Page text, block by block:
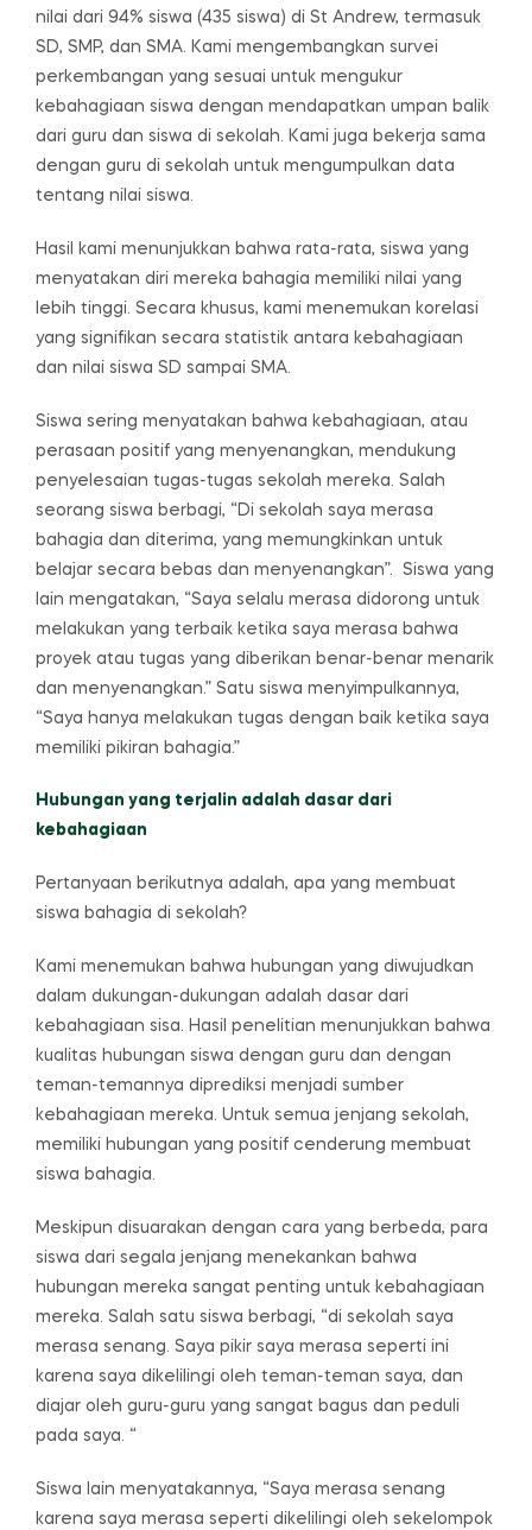
nilai dari 94% siswa (435 siswa) di St Andrew, termasuk
SD, SMP, dan SMA. Kami mengembangkan survei
perkembangan yang sesuai untuk mengukur
kebahagiaan siswa dengan mendapatkan umpan balik
dari guru dan siswa di sekolah. Kami juga bekerja sama
dengan guru di sekolah untuk mengumpulkan data
tentang nilai siswa.
Hasil kami menunjukkan bahwa rata-rata, siswa yang
menyatakan diri mereka bahagia memiliki nilai yang
lebih tinggi. Secara khusus, kami menemukan korelasi
yang signifikan secara statistik antara kebahagiaan
dan nilai siswa SD sampai SMA.
Siswa sering menyatakan bahwa kebahagiaan, atau
perasaan positif yang menyenangkan, mendukung
penyelesaian tugas-tugas sekolah mereka. Salah
seorang siswa berbagi, “Di sekolah saya merasa
bahagia dan diterima, yang memungkinkan untuk
belajar secara bebas dan menyenangkan”. Siswa yang
lain mengatakan, “Saya selalu merasa didorong untuk
melakukan yang terbaik ketika saya merasa bahwa
proyek atau tugas yang diberikan benar-benar menarik
dan menyenangkan.” Satu siswa menyimpulkannya,
“Saya hanya melakukan tugas dengan baik ketika saya
memiliki pikiran bahagia.”
Hubungan yang terjalin adalah dasar dari
kebahagiaan
Pertanyaan berikutnya adalah, apa yang membuat
siswa bahagia di sekolah?
Kami menemukan bahwa hubungan yang diwujudkan
dalam dukungan-dukungan adalah dasar dari
kebahagiaan sisa. Hasil penelitian menunjukkan bahwa
kualitas hubungan siswa dengan guru dan dengan
teman-temannya diprediksi menjadi sumber
kebahagiaan mereka. Untuk semua jenjang sekolah,
memiliki hubungan yang positif cenderung membuat
siswa bahagia.
Meskipun disuarakan dengan cara yang berbeda, para
siswa dari segala jenjang menekankan bahwa
hubungan mereka sangat penting untuk kebahagiaan
mereka. Salah satu siswa berbagi, “di sekolah saya
merasa senang. Saya pikir saya merasa seperti ini
karena saya dikelilingi oleh teman-teman saya, dan
diajar oleh guru-guru yang sangat bagus dan peduli
pada saya. “
Siswa lain menyatakannya, “Saya merasa senang
karena saya merasa seperti dikelilingi oleh sekelompok